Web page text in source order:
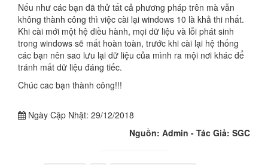
Nếu như các bạn đã thử tất cả phương pháp trên mà vẫn
không thành công thì việc cài lại windows 10 là khả thi nhất.
Khi cài mới một hệ điều hành, mọi dữ liệu và lỗi phát sinh
trong windows sẽ mất hoàn toàn, trước khi cài lại hệ thống
các bạn nên sao lưu lại dữ liệu của mình ra mội nơi khác để
tránh mất dữ liệu đáng tiếc.
Chúc cac bạn thành công!!!
Ngày Cập Nhật: 29/12/2018
Nguồn: Admin - Tác Giả: SGC